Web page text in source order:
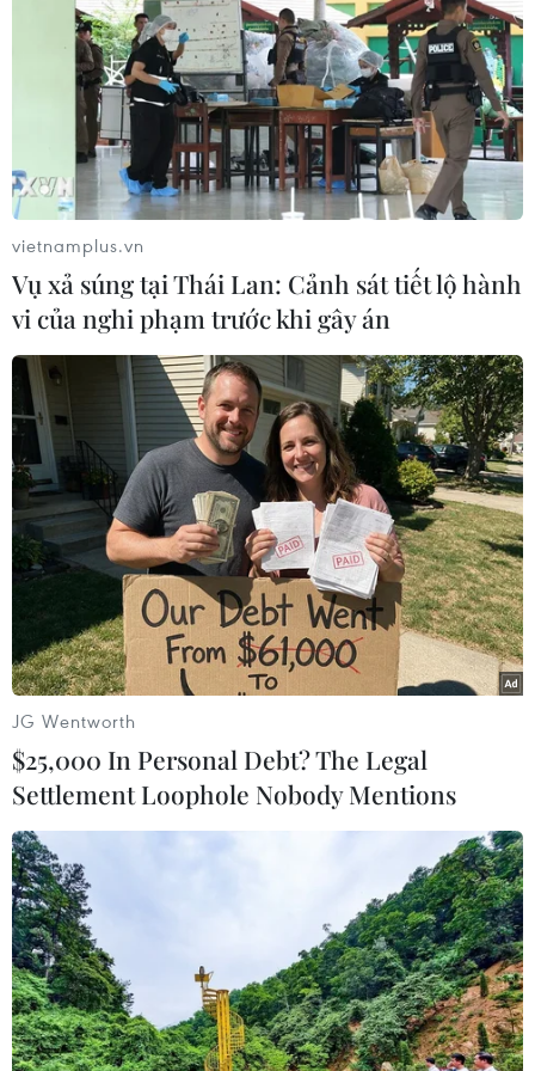
Đà Nẵng: Hàng trăm người khẩn trương
dập đám cháy rừng trong đêm
19/07/2019 22:41
Tính đến 21 giờ 30 phút tối 19/7, hàng trăm người vẫn
đang khẩn trương chữa cháy rừng trên núi Phước Tường
(phường Hoà Phát, quận Cẩm Lệ, Đà Nẵng).
Cơ bản khoanh vùng, khống chế vụ cháy
rừng trong đêm tại Đà Nẵng
vietnamplus.vn
Vụ xả súng tại Thái Lan: Cảnh sát tiết lộ hành
vi của nghi phạm trước khi gây án
JG Wentworth
$25,000 In Personal Debt? The Legal
Settlement Loophole Nobody Mentions